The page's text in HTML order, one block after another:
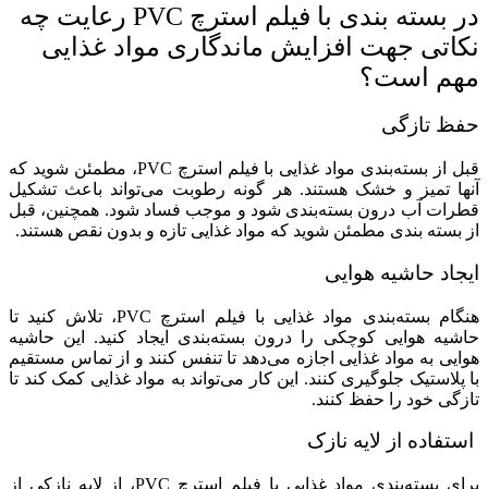
در بسته بندی با فیلم استرچ PVC رعایت چه
نکاتی جهت افزایش ماندگاری مواد غذایی
مهم است؟
حفظ تازگی
قبل از بسته‌بندی مواد غذایی با فیلم استرچ PVC، مطمئن شوید که
آنها تمیز و خشک هستند. هر گونه رطوبت می‌تواند باعث تشکیل
قطرات آب درون بسته‌بندی شود و موجب فساد شود. همچنین، قبل
از بسته بندی مطمئن شوید که مواد غذایی تازه و بدون نقص هستند.
ایجاد حاشیه هوایی
هنگام بسته‌بندی مواد غذایی با فیلم استرچ PVC، تلاش کنید تا
حاشیه هوایی کوچکی را درون بسته‌بندی ایجاد کنید. این حاشیه
هوایی به مواد غذایی اجازه می‌دهد تا تنفس کنند و از تماس مستقیم
با پلاستیک جلوگیری کنند. این کار می‌تواند به مواد غذایی کمک کند تا
تازگی خود را حفظ کنند.
استفاده از لایه نازک
برای بسته‌بندی مواد غذایی با فیلم استرچ PVC، از لایه نازکی از